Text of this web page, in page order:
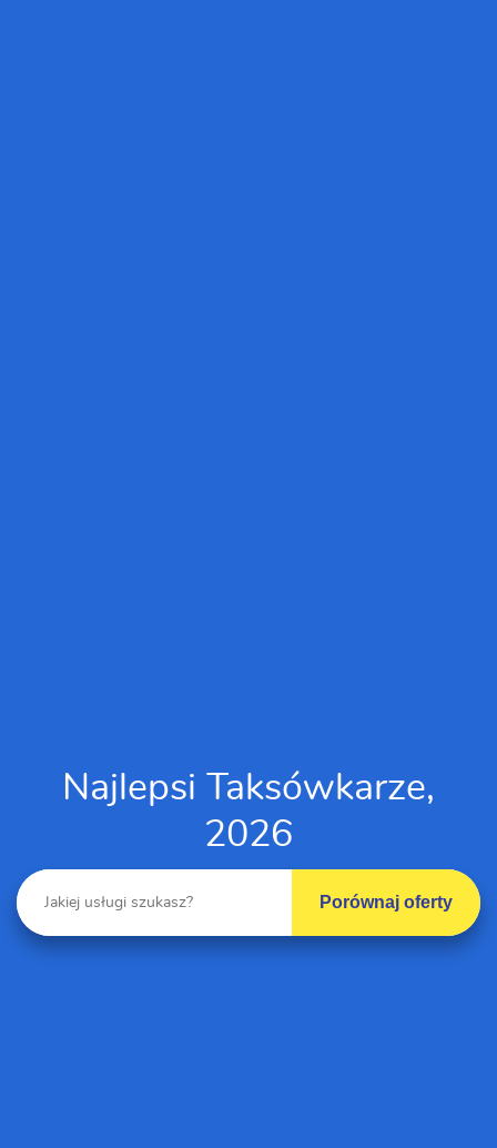
Najlepsi Taksówkarze,
2026
Porównaj oferty